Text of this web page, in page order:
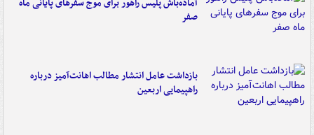
آماده‌باش پلیس راهور برای موج سفرهای پایانی ماه
صفر
بازداشت عامل انتشار مطالب اهانت‌آمیز درباره
راهپیمایی اربعین